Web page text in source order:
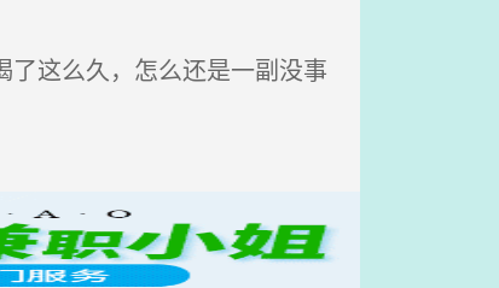
这么久，怎么还是一副没事